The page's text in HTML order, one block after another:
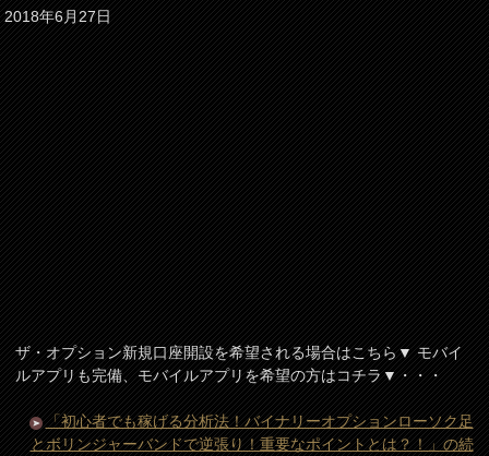
2018年6月27日
ザ・オプション新規口座開設を希望される場合はこちら▼ モバイ
ルアプリも完備、モバイルアプリを希望の方はコチラ▼・・・
「初心者でも稼げる分析法！バイナリーオプションローソク足
とボリンジャーバンドで逆張り！重要なポイントとは？！」の続